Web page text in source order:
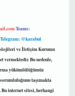
Teams:
Telegram: @karabul
ve İletişim Kurumu
vermektedir. Bu nedenle,
yükümlülüğümüz
taşımakta
internet sitesi, herhangi